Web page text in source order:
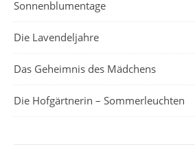
Sonnenblumentage
Die Lavendeljahre
Das Geheimnis des Mädchens
Die Hofgärtnerin – Sommerleuchten